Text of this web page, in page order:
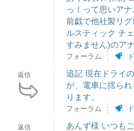
っ！って思いア
前戯で他社製リ
ルスティック チ
すみません)のアナ
フォーラム
返信
追記 現在ドライ
が、電車に揺ら
ります。
フォーラム
返信
あんず様 いつも